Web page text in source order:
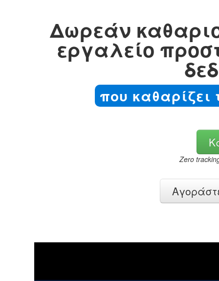
Δωρεάν
εργαλείο
που καθαρίζει
Zero